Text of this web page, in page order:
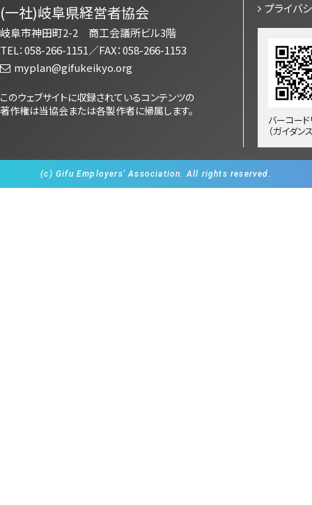
(一社)岐阜県経営者協会
岐阜市神田町2-2 商工会議所ビル3階
TEL：058-266-1151／FAX：058-266-1153
myplan@gifukeikyo.org
このウェブサイトに収録されているコンテンツの
著作権は当協会または各製作者に帰属します。
プライバ
バーコー
（ガイダ
(c) Gifu Employers' Association. All rights reserved.